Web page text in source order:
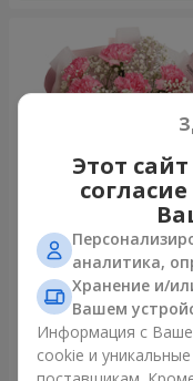
Букет "Королева
Карибского моря"
1 374 грн
Заказать
Этот
аналитика,
Хранение и/
Вашем
Информация с
cookie и